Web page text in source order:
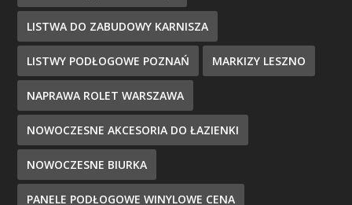
LISTWA DO ZABUDOWY KARNISZA
LISTWY PODŁOGOWE POZNAŃ MARKIZY LESZNO
NAPRAWA ROLET WARSZAWA
NOWOCZESNE AKCESORIA DO ŁAZIENKI
NOWOCZESNE BIURKA
PANELE PODŁOGOWE WINYLOWE CENA